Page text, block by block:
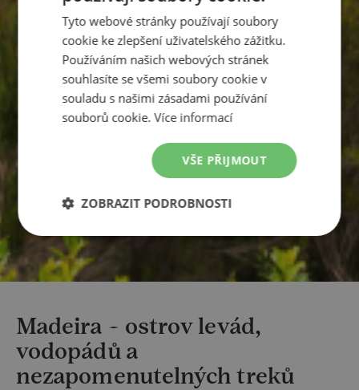
Madeira – ostrov levád,
vodopádů a
nezapomenutelných treků
Tyto webové stránky používají soubory
cookie ke zlepšení uživatelského zážitku.
Používáním našich webových stránek
souhlasíte se všemi soubory cookie v
souladu s našimi zásadami používání
souborů cookie.Více informací
VŠE PŘIJMOUT
ZOBRAZIT PODROBNOSTI